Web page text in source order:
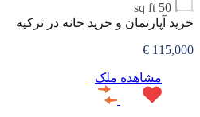
50
sq ft
خرید آپارتمان و خرید خانه در ترکیه
115,000 €
مشاهده ملک